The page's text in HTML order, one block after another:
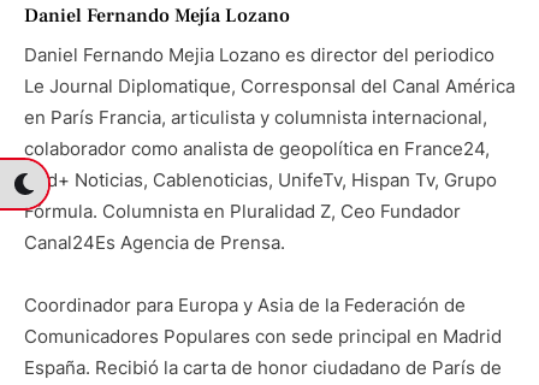
Daniel Fernando Mejía Lozano
Daniel Fernando Mejia Lozano es director del periodico
Le Journal Diplomatique, Corresponsal del Canal América
en París Francia, articulista y columnista internacional,
colaborador como analista de geopolítica en France24,
Red+ Noticias, Cablenoticias, UnifeTv, Hispan Tv, Grupo
Fórmula. Columnista en Pluralidad Z, Ceo Fundador
Canal24Es Agencia de Prensa.
Coordinador para Europa y Asia de la Federación de
Comunicadores Populares con sede principal en Madrid
España. Recibió la carta de honor ciudadano de París de